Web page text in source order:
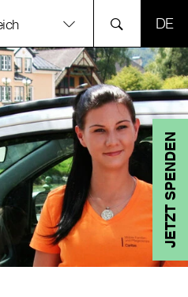
JETZT SPENDEN